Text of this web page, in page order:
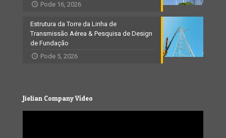
Pode 16, 2026
Estrutura da Torre da Linha de
Transmissão Aérea & Pesquisa de Design
de Fundação
Pode 5, 2026
Jielian Company Vídeo